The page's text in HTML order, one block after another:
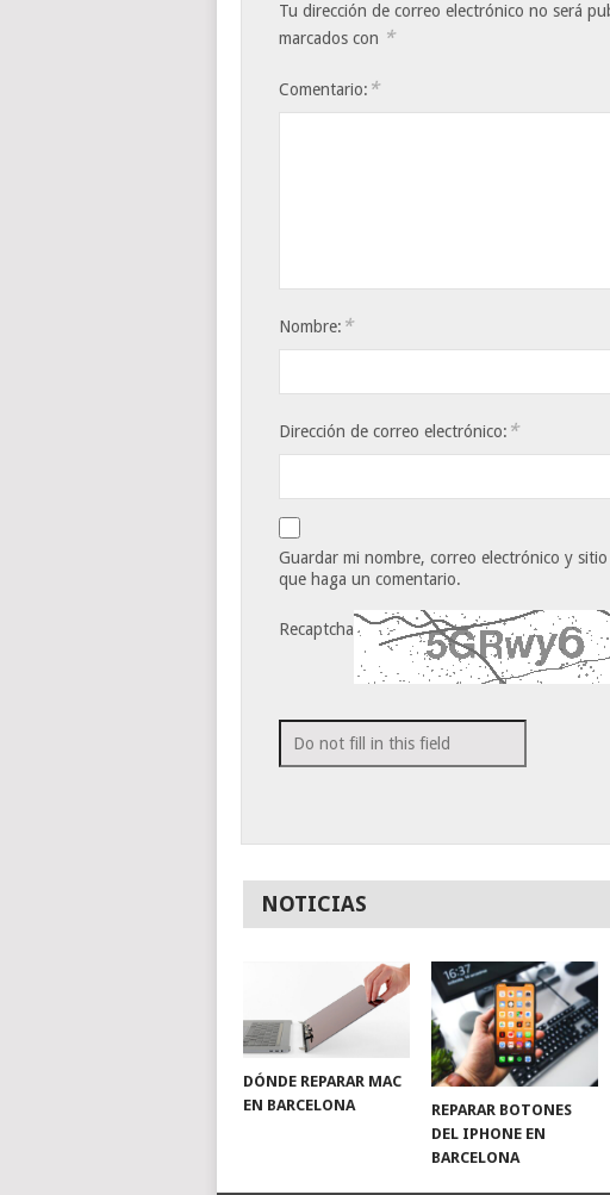
Tu dirección de correo electrónico no será
marcados con *
Comentario: *
Nombre: *
Dirección de correo electrónico: *
Guardar mi nombre, correo electrónico y
que haga un comentario.
Recaptcha
NOTICIAS
DÓNDE REPARAR MAC
EN BARCELONA
REPARAR BOTONES
DEL IPHONE EN
BARCELONA